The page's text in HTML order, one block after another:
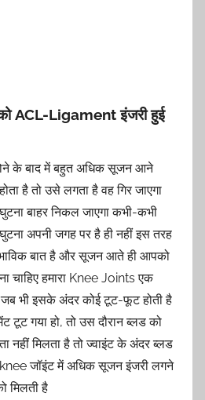
ACL-Ligament इंजरी हुई
के बाद में बहुत अधिक सूजन आने
है तो उसे लगता है वह गिर जाएगा
बाहर निकल जाएगा कभी-कभी
अपनी जगह पर है ही नहीं इस तरह
बात है और सूजन आते ही आपको
चाहिए हमारा Knee Joints एक
जब भी इसके अंदर कोई टूट-फूट होती है
टूट गया हो, तो उस दौरान ब्लड को
नहीं मिलता है तो ज्वाइंट के अंदर ब्लड
जॉइंट में अधिक सूजन इंजरी लगने
मिलती है